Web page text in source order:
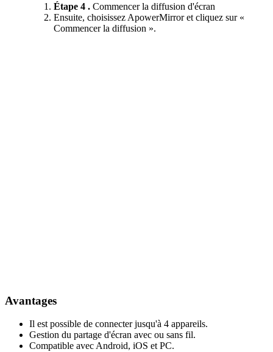
Étape 4 . Commencer la diffusion d'écran
Ensuite, choisissez ApowerMirror et cliquez sur «
Commencer la diffusion ».
Avantages
Il est possible de connecter jusqu'à 4 appareils.
Gestion du partage d'écran avec ou sans fil.
Compatible avec Android, iOS et PC.